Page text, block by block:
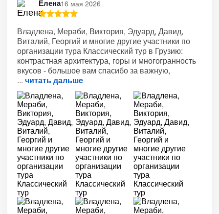
Елена16 мая 2026
Владлена, Мераби, Виктория, Эдуард, Давид,
Виталий, Георгий и многие другие участники по
организации тура Классический тур в Грузию:
контрастная архитектура, горы и многогранность
вкусов - большое вам спасибо за важную,
читать дальше